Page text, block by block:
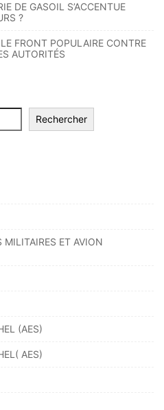
DE GASOIL S’ACCENTUE
?
FRONT POPULAIRE CONTRE
AUTORITÉS
Rechercher
MILITAIRES ET AVION
(AES)
AES)